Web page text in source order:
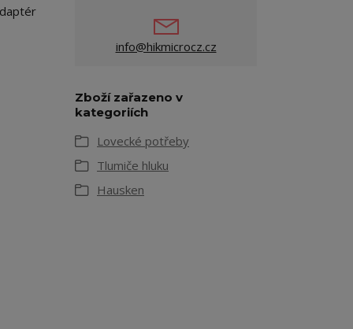
info@hikmicrocz.cz
Zboží zařazeno v
kategoriích
Lovecké potřeby
Tlumiče hluku
Hausken